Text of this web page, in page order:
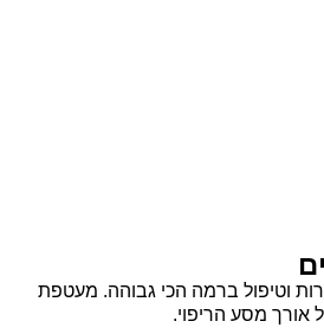
וטיפול ברמה הכי גבוהה. מעטפת
אורך מסע הריפוי.